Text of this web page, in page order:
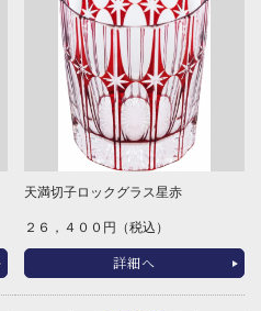
天満切子ロックグラス星赤
２６，４００円（税込）
詳細へ